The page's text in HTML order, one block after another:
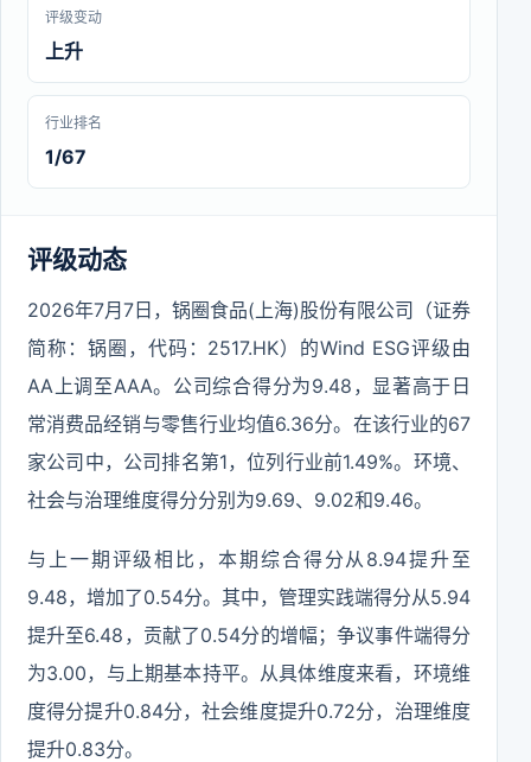
评级变动
上升
行业排名
1/67
评级动态
2026年7月7日，锅圈食品(上海)股份有限公司（证券
简称：锅圈，代码：2517.HK）的Wind ESG评级由
AA上调至AAA。公司综合得分为9.48，显著高于日
常消费品经销与零售行业均值6.36分。在该行业的67
家公司中，公司排名第1，位列行业前1.49%。环境、
社会与治理维度得分分别为9.69、9.02和9.46。
与上一期评级相比，本期综合得分从8.94提升至
9.48，增加了0.54分。其中，管理实践端得分从5.94
提升至6.48，贡献了0.54分的增幅；争议事件端得分
为3.00，与上期基本持平。从具体维度来看，环境维
度得分提升0.84分，社会维度提升0.72分，治理维度
提升0.83分。